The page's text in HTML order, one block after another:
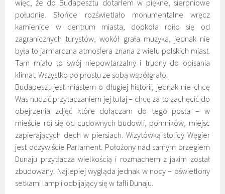
więc, że do Budapesztu dotarłem w piękne, sierpniowe
południe. Słońce rozświetlało monumentalne wręcz
kamienice w centrum miasta, dookoła roiło się od
zagranicznych turystów, wokół grała muzyka, jednak nie
była to jarmarczna atmosfera znana z wielu polskich miast.
Tam miało to swój niepowtarzalny i trudny do opisania
klimat. Wszystko po prostu ze sobą współgrało.
Budapeszt jest miastem o długiej historii, jednak nie chcę
Was nudzić przytaczaniem jej tutaj – chcę za to zachęcić do
obejrzenia zdjęć które dołączam do tego posta – w
mieście roi się od cudownych budowli, pomników, miejsc
zapierających dech w piersiach. Wizytówką stolicy Węgier
jest oczywiście Parlament. Położony nad samym brzegiem
Dunaju przytłacza wielkością i rozmachem z jakim został
zbudowany. Najlepiej wygląda jednak w nocy – oświetlony
setkami lamp i odbijający się w tafli Dunaju.